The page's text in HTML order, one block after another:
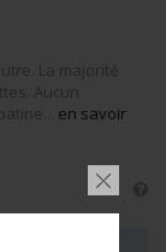
La majorité
Aucun
en savoir